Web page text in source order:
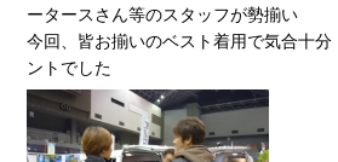
ータースさん等のスタッフが勢揃い
今回、皆お揃いのベスト着用で気合十
ントでした